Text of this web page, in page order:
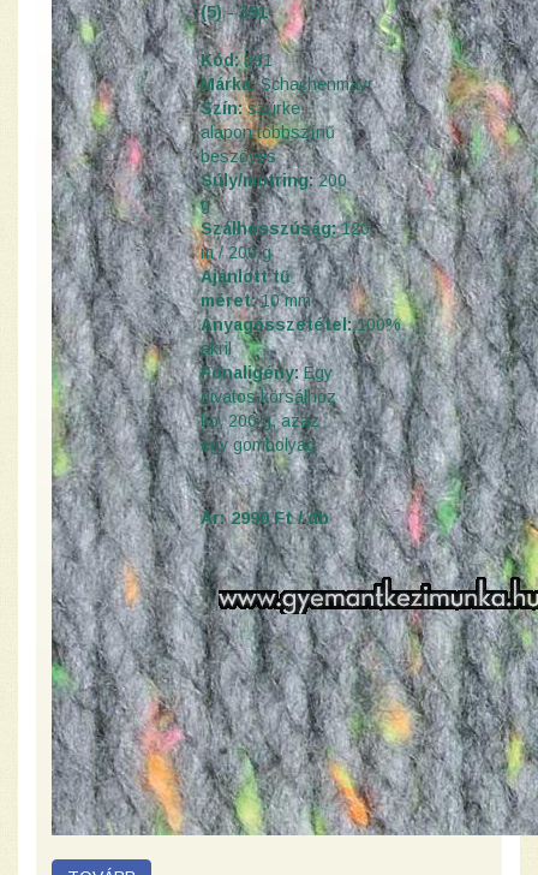
(5) - 391
Kód:391
Márka:Schachenmayr
Szín:szürke
alapon többszínű
beszövés
Súly/motring:200
g
Szálhosszúság:120
m / 200 g
Ajánlott tű
méret:10 mm
Anyagösszetétel:100%
akril
Fonaligény:Egy
divatos körsálhoz
kb. 200 g, azaz
egy gombolyag
Ár: 2990 Ft / db